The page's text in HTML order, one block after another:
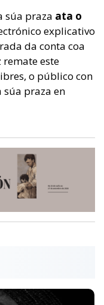
súa praza ata o
explicativo
da conta coa
remate este
o público con
praza en